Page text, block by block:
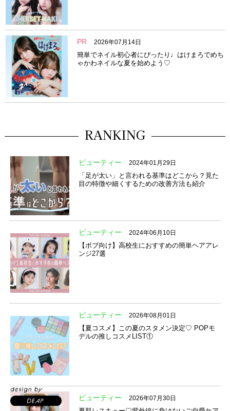
PR 2026年07月14日
簡単でネイル初心者にぴったり♩はけまろでめち
ゃかわネイルな夏を始めよう♡
RANKING
ビューティー 2024年01月29日
「足が太い」と言われる基準はどこから？見た
目の特徴や細くするための改善方法も紹介
ビューティー 2024年06月10日
【ボブ向け】高校生におすすめの簡単ヘアアレ
ンジ27選
ビューティー 2026年08月01日
【夏コスメ】この夏のスタメン決定♡ POPモ
デルの推しコスメLIST①
ビューティー 2026年07月30日